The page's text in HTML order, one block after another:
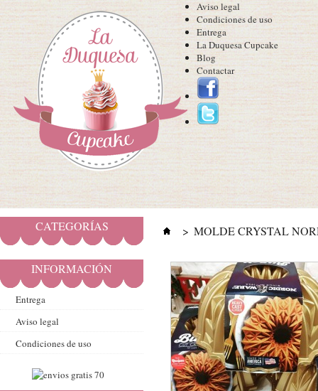
Aviso legal
Condiciones de uso
Entrega
La Duquesa Cupcake
Blog
Contactar
CATEGORÍAS
INFORMACIÓN
Entrega
Aviso legal
Condiciones de uso
> MOLDE CRYSTAL